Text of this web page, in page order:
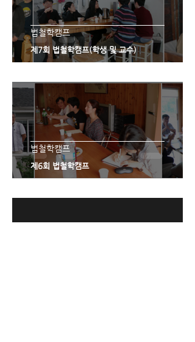
제7회 법철학캠프(학생 및 교수)
법철학캠프
제6회 법철학캠프
법철학캠프